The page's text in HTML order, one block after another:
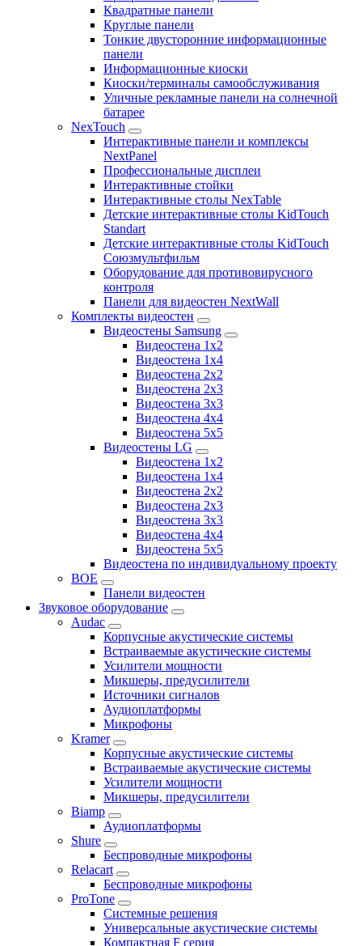
Квадратные панели
Круглые панели
Тонкие двусторонние информационные
панели
Информационные киоски
Киоски/терминалы самообслуживания
Уличные рекламные панели на солнечной
батарее
NexTouch
Интерактивные панели и комплексы
NextPanel
Профессиональные дисплеи
Интерактивные стойки
Интерактивные столы NexTable
Детские интерактивные столы KidTouch
Standart
Детские интерактивные столы KidTouch
Союзмультфильм
Оборудование для противовирусного
контроля
Панели для видеостен NextWall
Комплекты видеостен
Видеостены Samsung
Видеостена 1x2
Видеостена 1x4
Видеостена 2x2
Видеостена 2х3
Видеостена 3x3
Видеостена 4x4
Видеостена 5x5
Видеостены LG
Видеостена 1x2
Видеостена 1x4
Видеостена 2x2
Видеостена 2x3
Видеостена 3x3
Видеостена 4x4
Видеостена 5x5
Видеостена по индивидуальному проекту
BOE
Панели видеостен
Звуковое оборудование
Audac
Корпусные акустические системы
Встраиваемые акустические системы
Усилители мощности
Микшеры, предусилители
Источники сигналов
Аудиоплатформы
Микрофоны
Kramer
Корпусные акустические системы
Встраиваемые акустические системы
Усилители мощности
Микшеры, предусилители
Biamp
Аудиоплатформы
Shure
Беспроводные микрофоны
Relacart
Беспроводные микрофоны
ProTone
Системные решения
Универсальные акустические системы
Компактная F серия